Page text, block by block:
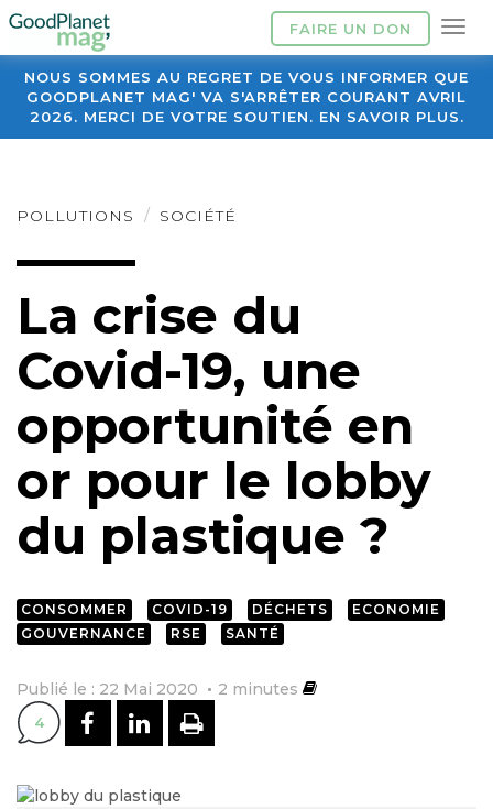
FAIRE UN DON
NOUS SOMMES AU REGRET DE VOUS INFORMER QUE
GOODPLANET MAG' VA S'ARRÊTER COURANT AVRIL
2026. MERCI DE VOTRE SOUTIEN. EN SAVOIR PLUS.
POLLUTIONS SOCIÉTÉ
La crise du
Covid-19, une
opportunité en
or pour le lobby
du plastique ?
CONSOMMER COVID-19 DÉCHETS
ECONOMIE
GOUVERNANCE
RSE SANTÉ
Publié le : 22 Mai 2020 2 minutes
4 PARTAGER SUR FACEBOOK
PARTAGER SUR
IMPRIMER